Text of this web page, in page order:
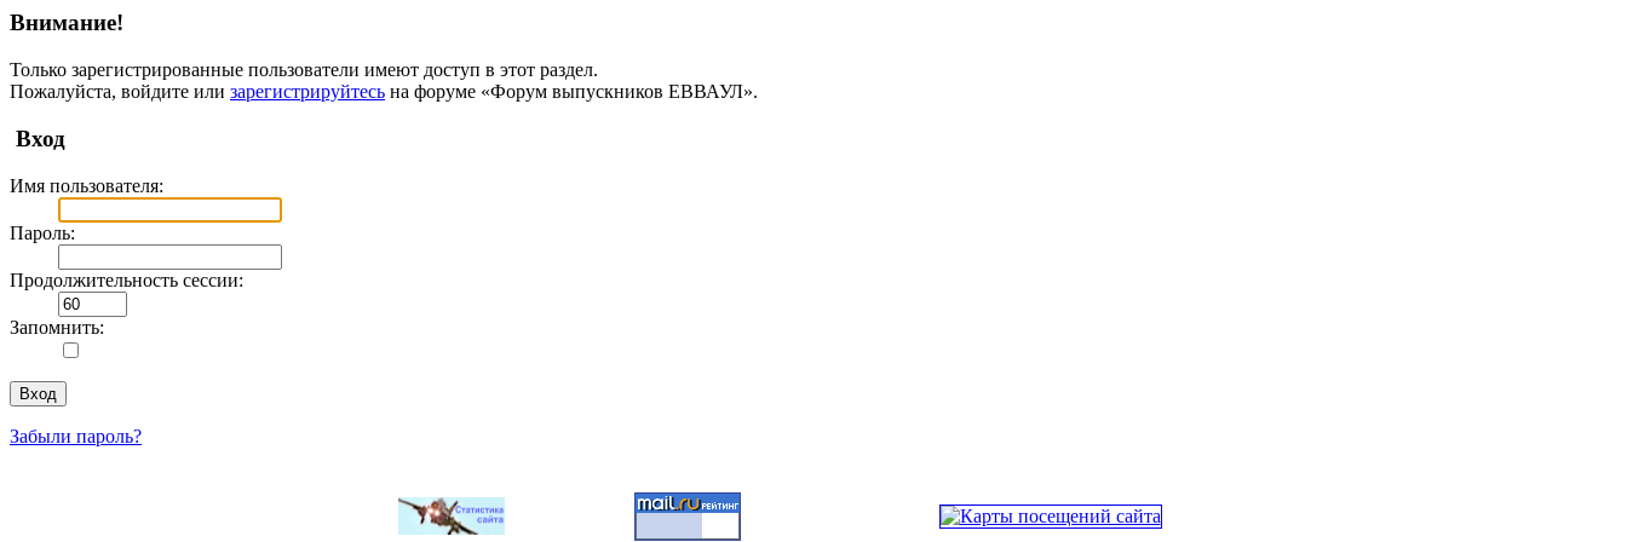
Внимание!
Только зарегистрированные пользователи имеют доступ в этот раздел.
Пожалуйста, войдите или зарегистрируйтесь на форуме «Форум выпускников ЕВВАУЛ».
Вход
Имя пользователя:
Пароль:
Продолжительность сессии:
Запомнить:
Забыли пароль?